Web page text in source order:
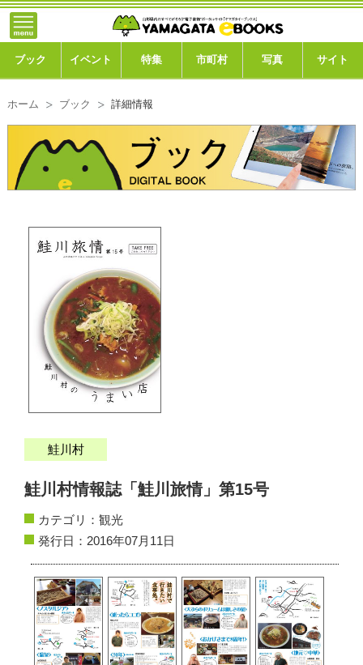
ブック イベント 特集 市町村 写真 サイト
ホーム ブック 詳細情報
鮭川村
鮭川村情報誌「鮭川旅情」第15号
カテゴリ：観光
発行日：2016年07月11日
トップ
ブック
市町村
このサイトについて
ご利用ガイド
よくある質問
サイトマップ
個人情報保護方針
動作環境
リンク集
}; -->